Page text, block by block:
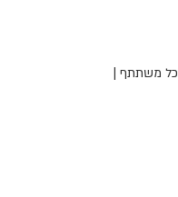
לכל משתתף |